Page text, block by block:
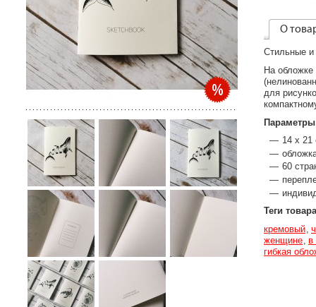
О
Стильные
На
для
Параметры
14 х
60
Теги товара
кремовый
женщине в
гибкая